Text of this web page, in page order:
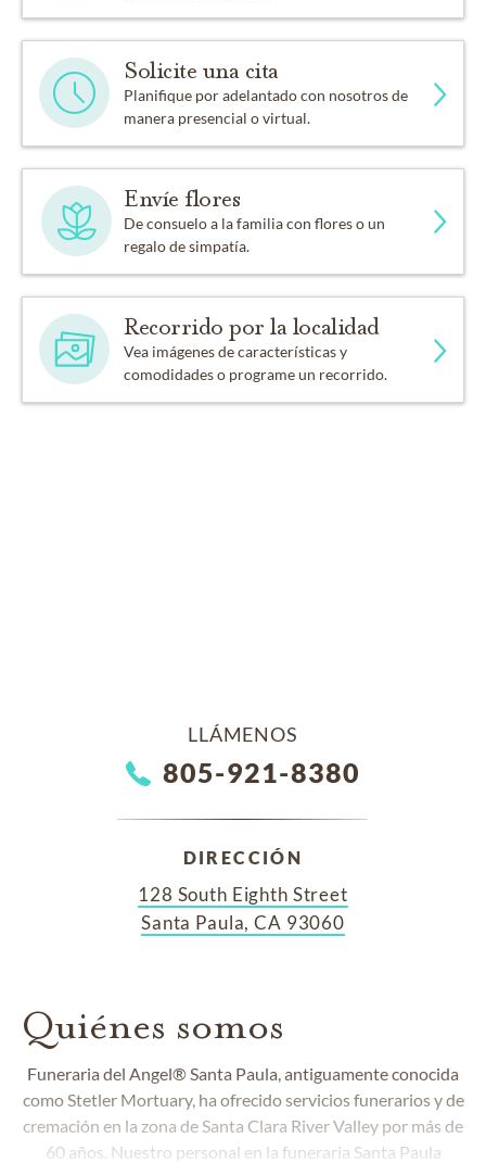
Solicite una cita
Planifique por adelantado con nosotros de
manera presencial o virtual.
Envíe flores
De consuelo a la familia con flores o un
regalo de simpatía.
Recorrido por la localidad
Vea imágenes de características y
comodidades o programe un recorrido.
LLÁMENOS
805-921-8380
DIRECCIÓN
128 South Eighth Street
Santa Paula, CA 93060
Quiénes somos
Funeraria del Angel® Santa Paula, antiguamente conocida
como Stetler Mortuary, ha ofrecido servicios funerarios y de
cremación en la zona de Santa Clara River Valley por más de
60 años. Nuestro personal en la funeraria Santa Paula